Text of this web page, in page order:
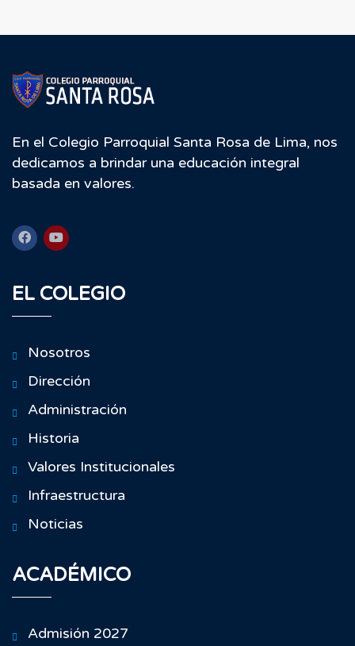
En el Colegio Parroquial Santa Rosa de Lima, nos
dedicamos a brindar una educación integral
basada en valores.
EL COLEGIO
Nosotros
Dirección
Administración
Historia
Valores Institucionales
Infraestructura
Noticias
ACADÉMICO
Admisión 2027